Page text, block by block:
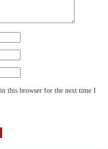
this browser for the next time I